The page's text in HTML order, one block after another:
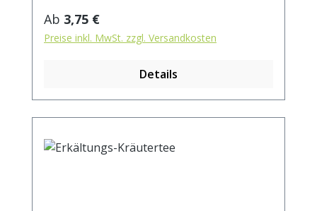
Enzianwurzel, Holunderblüten.
Zubereitung: ca. 15g Tee mit 1 l.
kochendem Wasser aufgiessen. Ziehzeit:
Regulärer Preis:
Ab 3,75 €
Preise inkl. MwSt. zzgl. Versandkosten
Details